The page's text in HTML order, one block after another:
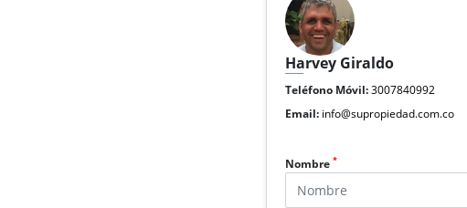
Harvey Giraldo
Teléfono Móvil:3007840992
Email: info@supropiedad.com.co
Nombre*